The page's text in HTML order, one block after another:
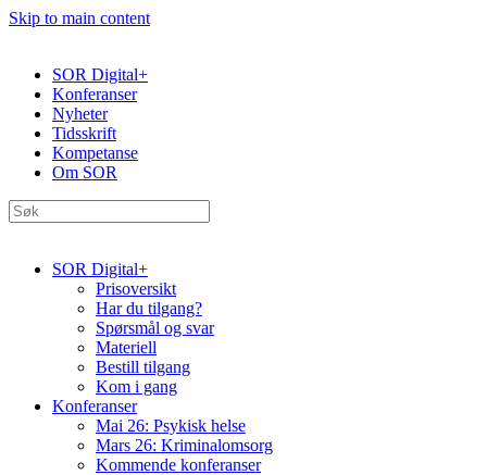
Skip to main content
SOR Digital+
Konferanser
Nyheter
Tidsskrift
Kompetanse
Om SOR
SOR Digital+
Prisoversikt
Har du tilgang?
Spørsmål og svar
Materiell
Bestill tilgang
Kom i gang
Konferanser
Mai 26: Psykisk helse
Mars 26: Kriminal­omsorg
Kommende konferanser